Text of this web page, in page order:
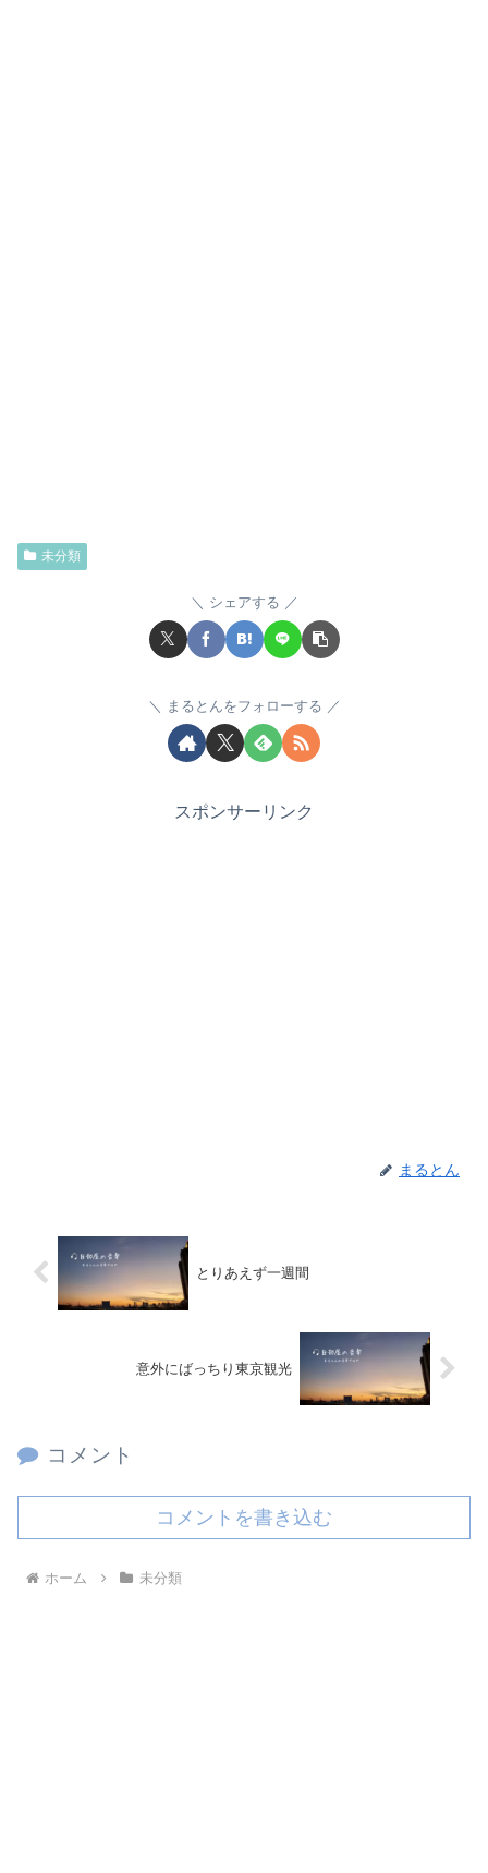
未分類
シェアする
まるとんをフォローする
スポンサーリンク
まるとん
とりあえず一週間
意外にばっちり東京観光
コメント
コメントを書き込む
ホーム 未分類